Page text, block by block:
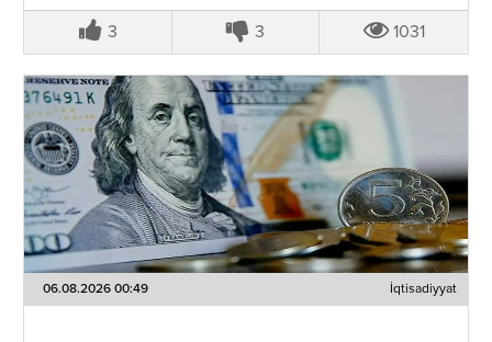
3 3 1031
06.08.2026 00:49 İqtisadiyyat